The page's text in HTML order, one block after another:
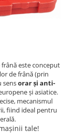
este conceput
de frână (prin
sensorar și anti-
și asiatice.
mecanismul
fiind ideal pentru
tale!